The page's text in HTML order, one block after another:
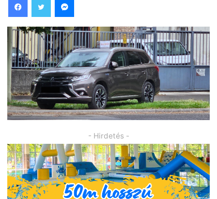
- Hirdetés -